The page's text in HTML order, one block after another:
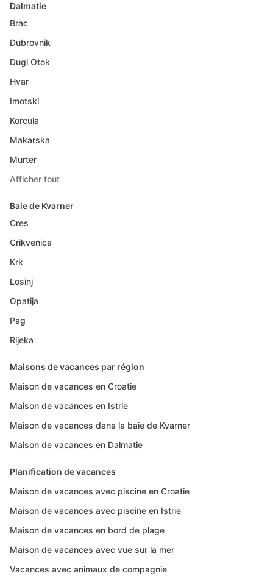
Dalmatie
Brac
Dubrovnik
Dugi Otok
Hvar
Imotski
Korcula
Makarska
Murter
Afficher tout
Baie de Kvarner
Cres
Crikvenica
Krk
Losinj
Opatija
Pag
Rijeka
Maisons de vacances par région
Maison de vacances en Croatie
Maison de vacances en Istrie
Maison de vacances dans la baie de Kvarner
Maison de vacances en Dalmatie
Planification de vacances
Maison de vacances avec piscine en Croatie
Maison de vacances avec piscine en Istrie
Maison de vacances en bord de plage
Maison de vacances avec vue sur la mer
Vacances avec animaux de compagnie